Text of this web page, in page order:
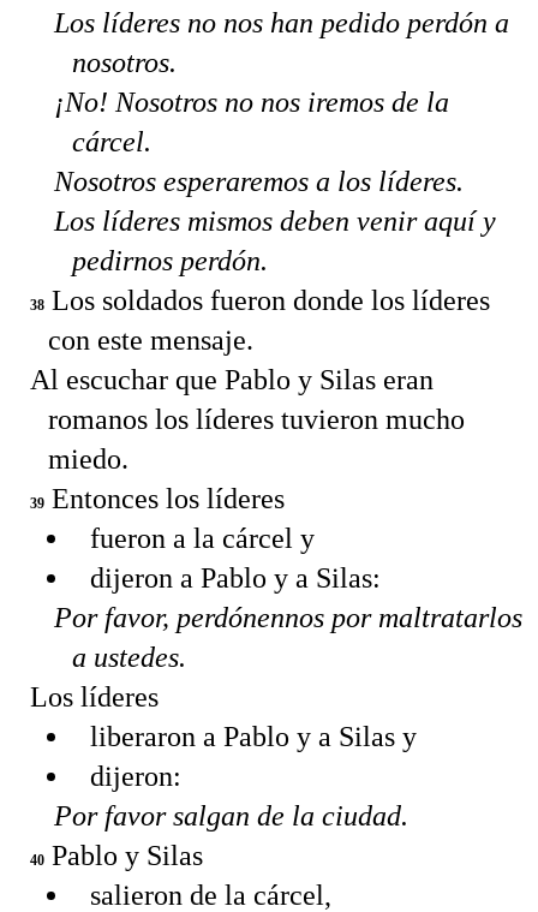
Los líderes no nos han pedido perdón a
nosotros.
¡No! Nosotros no nos iremos de la
cárcel.
Nosotros esperaremos a los líderes.
Los líderes mismos deben venir aquí y
pedirnos perdón.
38 Los soldados fueron donde los líderes
con este mensaje.
Al escuchar que Pablo y Silas eran
romanos los líderes tuvieron mucho
miedo.
39 Entonces los líderes
fueron a la cárcel y
dijeron a Pablo y a Silas:
Por favor, perdónennos por maltratarlos
a ustedes.
Los líderes
liberaron a Pablo y a Silas y
dijeron:
Por favor salgan de la ciudad.
40 Pablo y Silas
salieron de la cárcel,